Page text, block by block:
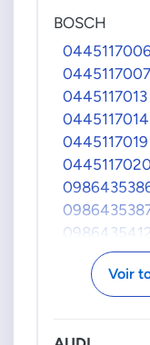
BOSCH
0445117006
0445117007
0445117013
0445117014
0445117019
0445117020
0986435412
PORSCHE
VAG GROUPE
Voir